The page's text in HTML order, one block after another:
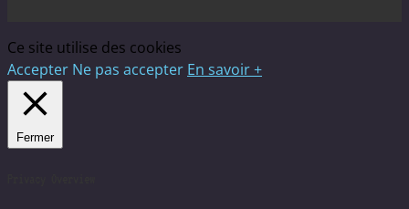
Ce site utilise des cookies
Accepter Ne pas accepter En savoir +
Fermer